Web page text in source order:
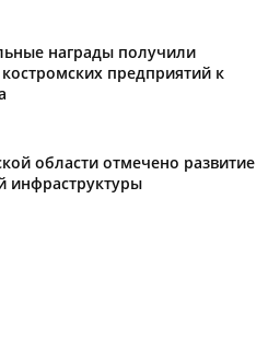
награды получили
предприятий к
области отмечено развитие
инфраструктуры